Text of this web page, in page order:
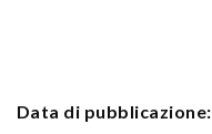
Data di pubblicazione: